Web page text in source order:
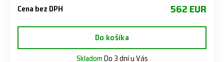
Cena bez DPH 562 EUR
Do košíka
SkladomDo 3 dní u Vás